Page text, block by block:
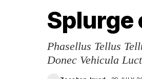
Splurge
Phasellus Tellus
Donec Vehicula